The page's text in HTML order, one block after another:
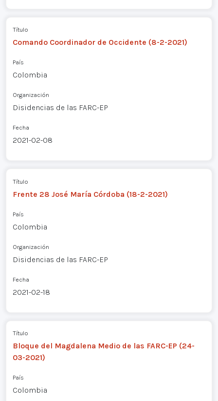
Título
Comando Coordinador de Occidente (8-2-2021)
País
Colombia
Organización
Disidencias de las FARC-EP
Fecha
2021-02-08
Título
Frente 28 José María Córdoba (18-2-2021)
País
Colombia
Organización
Disidencias de las FARC-EP
Fecha
2021-02-18
Título
Bloque del Magdalena Medio de las FARC-EP (24-
03-2021)
País
Colombia